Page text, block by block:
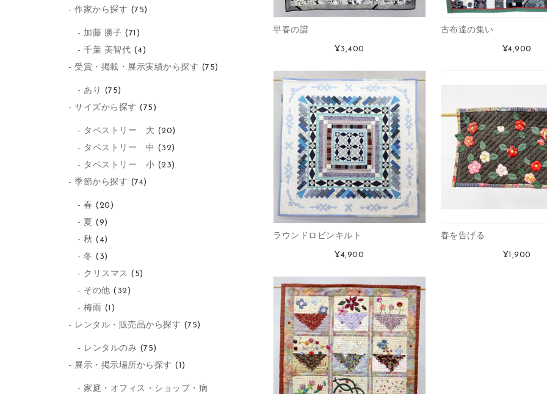
早春の譜
¥3,400
古布達の集い
¥4,900
ラウンドロビンキルト
¥4,900
春を告げる
¥1,900
作家から探す (75)
加藤 勝子 (71)
千葉 美智代 (4)
受賞・掲載・展示実績から探す (75)
あり (75)
サイズから探す (75)
タペストリー 大 (20)
タペストリー 中 (32)
タペストリー 小 (23)
季節から探す (74)
春 (20)
夏 (9)
秋 (4)
冬 (3)
クリスマス (5)
その他 (32)
梅雨 (1)
レンタル・販売品から探す (75)
レンタルのみ (75)
展示・掲示場所から探す (1)
家庭・オフィス・ショップ・病